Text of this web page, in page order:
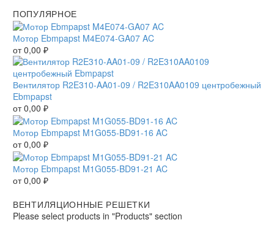
ПОПУЛЯРНОЕ
Мотор Ebmpapst M4E074-GA07 AC
от0,00 ₽
Вентилятор R2E310-AA01-09 / R2E310AA0109 центробежный
Ebmpapst
от0,00 ₽
Мотор Ebmpapst M1G055-BD91-16 AC
от0,00 ₽
Мотор Ebmpapst M1G055-BD91-21 AC
от0,00 ₽
ВЕНТИЛЯЦИОННЫЕ РЕШЕТКИ
Please select products in "Products" section